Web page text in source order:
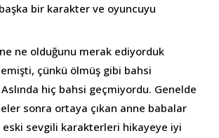
bir karakter ve oyuncuyu
ne olduğunu merak ediyorduk
çünkü ölmüş gibi bahsi
hiç bahsi geçmiyordu. Genelde
sonra ortaya çıkan anne babalar
eski sevgili karakterleri hikayeye iyi